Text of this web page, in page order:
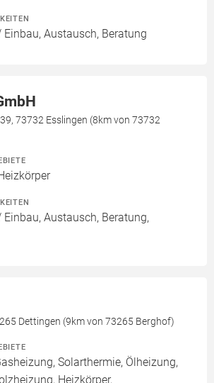
Austausch, Beratung
73732 Esslingen (8km von 73732
Austausch, Beratung,
Dettingen (9km von 73265 Berghof)
Solarthermie, Ölheizung,
Heizkörper,